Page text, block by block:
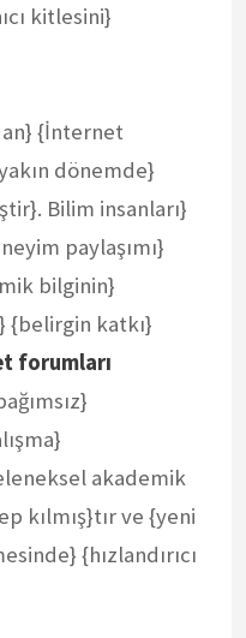
kitlesini}
{İnternet
dönemde}
Bilim insanları}
paylaşımı}
bilginin}
{belirgin katkı}
forumları
akademik
kılmış}tır ve {yeni
{hızlandırıcı